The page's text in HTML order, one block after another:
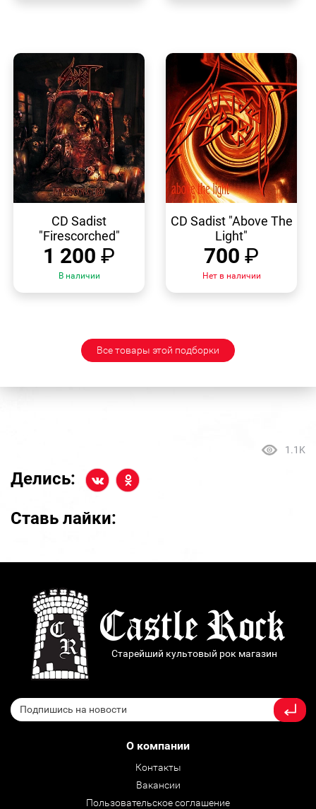
ПРОСМОТР
CD Sadist
"Firescorched"
1 200 ₽
В наличии
ПРОСМОТР
CD Sadist "Above The
Light"
700 ₽
Нет в наличии
Все товары этой подборки
1.1K
Делись:
Ставь лайки:
Старейший культовый рок магазин
О компании
Контакты
Вакансии
Пользовательское соглашение